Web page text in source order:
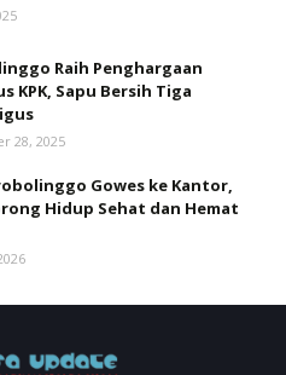
Raih Penghargaan
KPK, Sapu Bersih Tiga
28, 2025
Gowes ke Kantor,
Hidup Sehat dan Hemat